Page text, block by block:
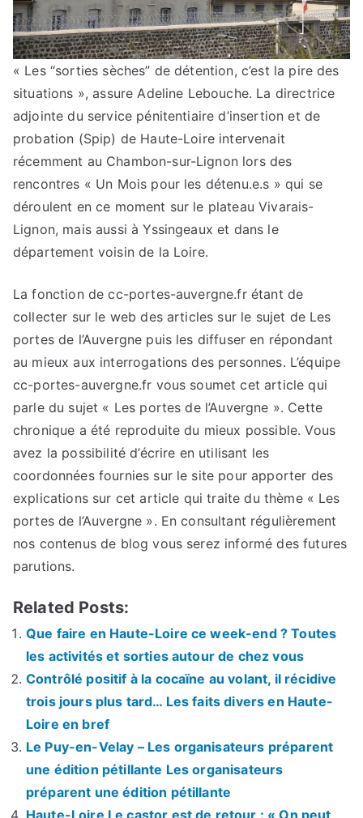
« Les “sorties sèches” de détention, c’est la pire des
situations », assure Adeline Lebouche. La directrice
adjointe du service pénitentiaire d’insertion et de
probation (Spip) de Haute-Loire intervenait
récemment au Chambon-sur-Lignon lors des
rencontres « Un Mois pour les détenu.e.s » qui se
déroulent en ce moment sur le plateau Vivarais-
Lignon, mais aussi à Yssingeaux et dans le
département voisin de la Loire.
La fonction de cc-portes-auvergne.fr étant de
collecter sur le web des articles sur le sujet de Les
portes de l’Auvergne puis les diffuser en répondant
au mieux aux interrogations des personnes. L’équipe
cc-portes-auvergne.fr vous soumet cet article qui
parle du sujet « Les portes de l’Auvergne ». Cette
chronique a été reproduite du mieux possible. Vous
avez la possibilité d’écrire en utilisant les
coordonnées fournies sur le site pour apporter des
explications sur cet article qui traite du thème « Les
portes de l’Auvergne ». En consultant régulièrement
nos contenus de blog vous serez informé des futures
parutions.
Related Posts:
Que faire en Haute-Loire ce week-end ? Toutes
les activités et sorties autour de chez vous
Contrôlé positif à la cocaïne au volant, il récidive
trois jours plus tard… Les faits divers en Haute-
Loire en bref
Le Puy-en-Velay – Les organisateurs préparent
une édition pétillante Les organisateurs
préparent une édition pétillante
Haute-Loire Le castor est de retour : « On peut